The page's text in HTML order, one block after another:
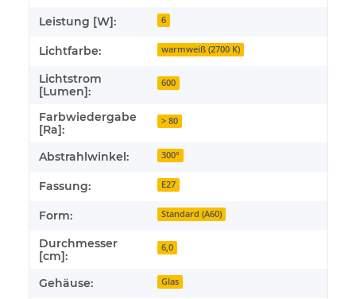
Leistung [W]: 6
Lichtfarbe: warmweiß (2700 K)
Lichtstrom
[Lumen]:
600
Farbwiedergabe
[Ra]:
> 80
Abstrahlwinkel: 300°
Fassung: E27
Form: Standard (A60)
Durchmesser
[cm]:
6,0
Gehäuse: Glas